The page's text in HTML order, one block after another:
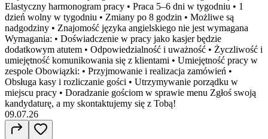
Elastyczny harmonogram pracy • Praca 5–6 dni w tygodniu • 1
dzień wolny w tygodniu • Zmiany po 8 godzin • Możliwe są
nadgodziny • Znajomość języka angielskiego nie jest wymagana
Wymagania: • Doświadczenie w pracy jako kasjer będzie
dodatkowym atutem • Odpowiedzialność i uważność • Życzliwość i
umiejętność komunikowania się z klientami • Umiejętność pracy w
zespole Obowiązki: • Przyjmowanie i realizacja zamówień •
Obsługa kasy i rozliczanie gości • Utrzymywanie porządku w
miejscu pracy • Doradzanie gościom w sprawie menu Zgłoś swoją
kandydaturę, a my skontaktujemy się z Tobą!
09.07.26